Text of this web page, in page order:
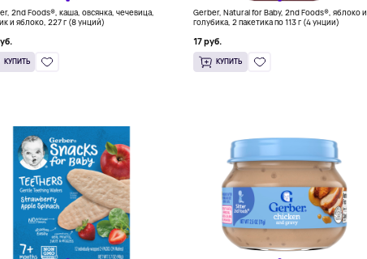
2nd Foods®, каша, овсянка, чечевица,
и яблоко, 227 г (8 унций)
КУПИТЬ
Gerber, Natural for Baby, 2nd Foods®, яблоко и
голубика, 2 пакетика по 113 г (4 унции)
17 руб.
КУПИТЬ